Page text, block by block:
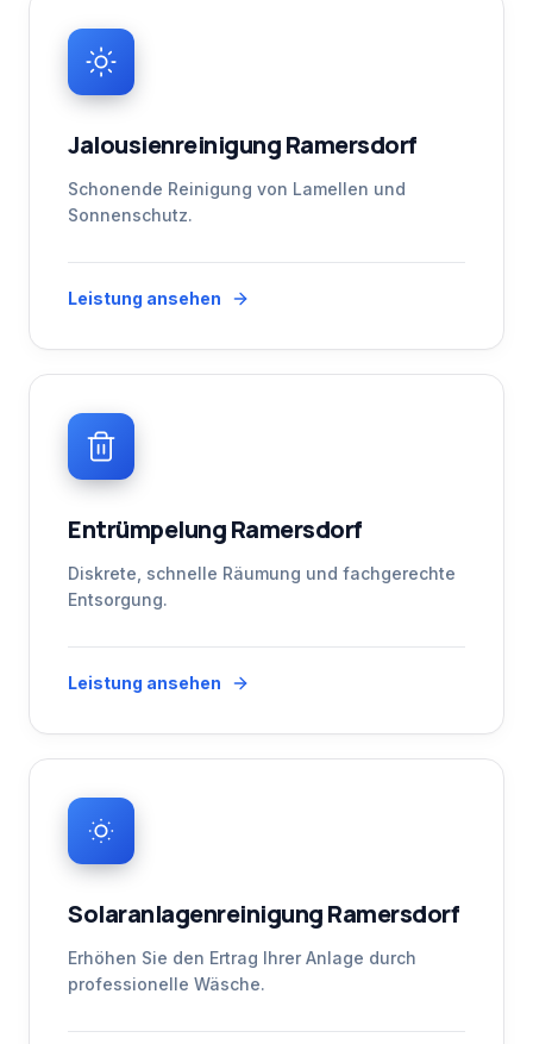
Jalousienreinigung Ramersdorf
Schonende Reinigung von Lamellen und
Sonnenschutz.
Leistung ansehen
Entrümpelung Ramersdorf
Diskrete, schnelle Räumung und fachgerechte
Entsorgung.
Leistung ansehen
Solaranlagenreinigung Ramersdorf
Erhöhen Sie den Ertrag Ihrer Anlage durch
professionelle Wäsche.